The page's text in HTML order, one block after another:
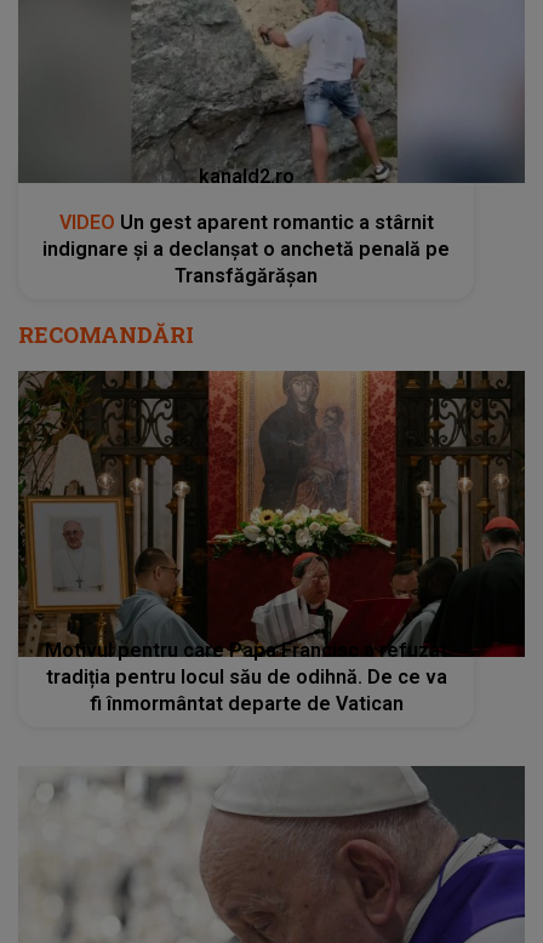
kanald2.ro
VIDEO Un gest aparent romantic a stârnit
indignare și a declanșat o anchetă penală pe
Transfăgărășan
RECOMANDĂRI
Motivul pentru care Papa Francisc a refuzat
tradiția pentru locul său de odihnă. De ce va
fi înmormântat departe de Vatican